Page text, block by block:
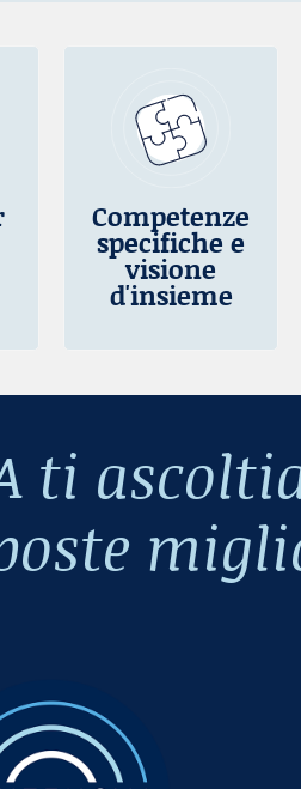
Competenze
specifiche e
visione
d'insieme
ti